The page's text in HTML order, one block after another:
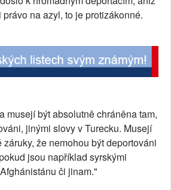
na azyl, to je protizákonné.
musejí být absolutně chráněna tam,
jinými slovy v Turecku. Musejí
že nemohou být deportováni
jsou například syrskými
či jinam."